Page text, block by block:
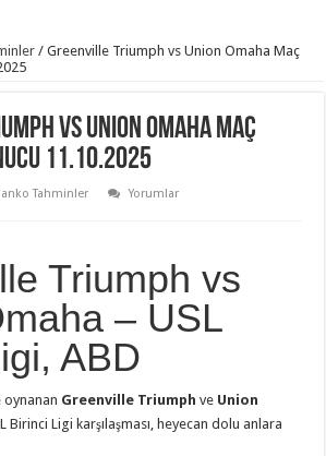
/ Greenville Triumph vs Union Omaha Maç
vs Union Omaha Maç
11.10.2025
Tahminler
Yorumlar
Triumph vs
– USL
ABD
oynanan Greenville Triumph ve Union
Birinci Ligi karşılaşması, heyecan dolu anlara